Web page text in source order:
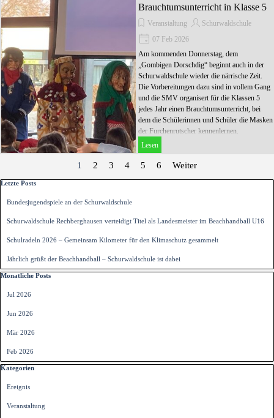
Brauchtumsunterricht in Klasse 5
Veranstaltung
Schurwaldschule
07 Feb 2026
Am kommenden Donnerstag, dem
„Gombigen Dorschdig“ beginnt auch in der
Schurwaldschule wieder die närrische Zeit.
Die Vorbereitungen dazu sind in vollem Gang
und die SMV organisert für die Klassen 5
jedes Jahr einen Brauchtumsunterricht, bei
dem die Schülerinnen und Schüler die Masken
der Furchenrutscher kennenlernen.
Lesen
Aktuelle Seite:
1 Gehen Sie zu Seite:
2 Gehen Sie zu Seite:
3 Gehen Sie zu Seite:
4 Gehen Sie zu Seite:
5 Gehen Sie zu Seite:
6
Weiter
Block überspringen Letzte Posts
Letzte Posts
Bundesjugendspiele an der Schurwaldschule
Schurwaldschule Rechberghausen verteidigt Titel als Landesmeister im Beachhandball U16
Schulradeln 2026 – Gemeinsam Kilometer für den Klimaschutz gesammelt
Jährlich grüßt der Beachhandball – Schurwaldschule ist dabei
Block überspringen Monatliche Posts
Monatliche Posts
Jul 2026
Jun 2026
Mär 2026
Feb 2026
Block überspringen Kategorien
Kategorien
Ereignis
Veranstaltung